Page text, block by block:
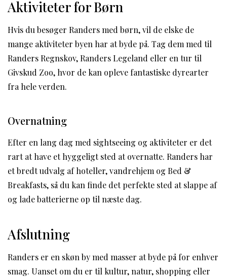
Aktiviteter for Børn
Hvis du besøger Randers med børn, vil de elske de
mange aktiviteter byen har at byde på. Tag dem med til
Randers Regnskov, Randers Legeland eller en tur til
Givskud Zoo, hvor de kan opleve fantastiske dyrearter
fra hele verden.
Overnatning
Efter en lang dag med sightseeing og aktiviteter er det
rart at have et hyggeligt sted at overnatte. Randers har
et bredt udvalg af hoteller, vandrehjem og Bed &
Breakfasts, så du kan finde det perfekte sted at slappe af
og lade batterierne op til næste dag.
Afslutning
Randers er en skøn by med masser at byde på for enhver
smag. Uanset om du er til kultur, natur, shopping eller